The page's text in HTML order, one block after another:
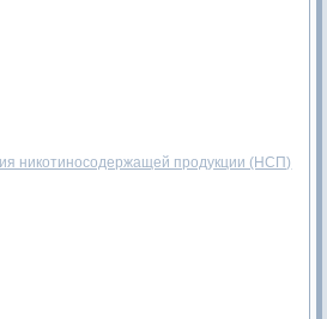
никотиносодержащей продукции (НСП)